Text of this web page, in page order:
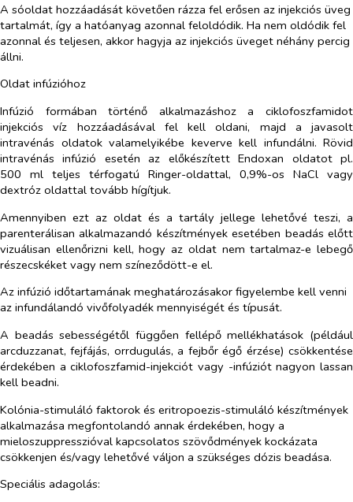
A sóoldat hozzáadását követően rázza fel erősen az injekciós üveg
tartalmát, így a hatóanyag azonnal feloldódik. Ha nem oldódik fel
azonnal és teljesen, akkor hagyja az injekciós üveget néhány percig
állni.
Oldat infúzióhoz
Infúzió formában történő alkalmazáshoz a ciklofoszfamidot
injekciós víz hozzáadásával fel kell oldani, majd a javasolt
intravénás oldatok valamelyikébe keverve kell infundálni. Rövid
intravénás infúzió esetén az előkészített Endoxan oldatot pl.
500 ml teljes térfogatú Ringer-oldattal, 0,9%-os NaCl vagy
dextróz oldattal tovább hígítjuk.
Amennyiben ezt az oldat és a tartály jellege lehetővé teszi, a
parenterálisan alkalmazandó készítmények esetében beadás előtt
vizuálisan ellenőrizni kell, hogy az oldat nem tartalmaz-e lebegő
részecskéket vagy nem színeződött-e el.
Az infúzió időtartamának meghatározásakor figyelembe kell venni
az infundálandó vivőfolyadék mennyiségét és típusát.
A beadás sebességétől függően fellépő mellékhatások (például
arcduzzanat, fejfájás, orrdugulás, a fejbőr égő érzése) csökkentése
érdekében a ciklofoszfamid-injekciót vagy -infúziót nagyon lassan
kell beadni.
Kolónia-stimuláló faktorok és eritropoezis-stimuláló készítmények
alkalmazása megfontolandó annak érdekében, hogy a
mieloszuppresszióval kapcsolatos szövődmények kockázata
csökkenjen és/vagy lehetővé váljon a szükséges dózis beadása.
Speciális adagolás: